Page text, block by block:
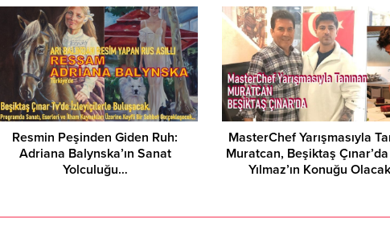
Resmin Peşinden Giden Ruh:
Adriana Balynska’ın Sanat
Yolculuğu…
MasterChef Yarışmasıyla
Muratcan, Beşiktaş
Yılmaz’ın Konuğu